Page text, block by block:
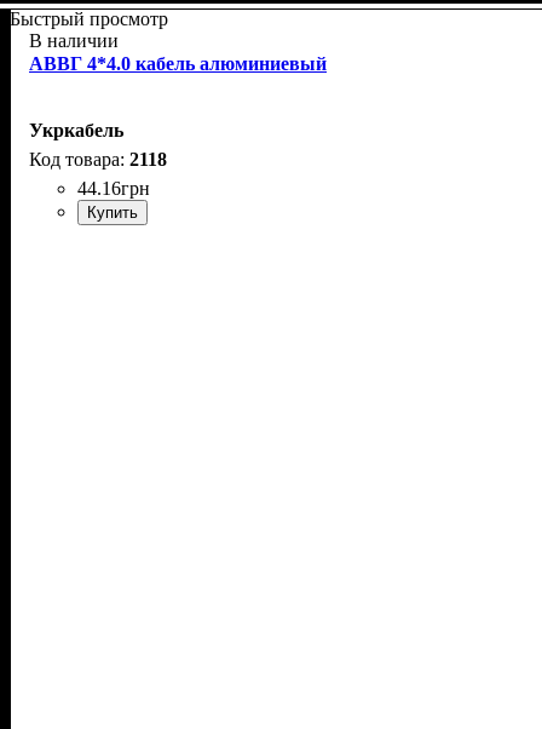
Быстрый просмотр
В наличии
АВВГ 4*4.0 кабель алюминиевый
Укркабель
2118
44.16грн
Купить